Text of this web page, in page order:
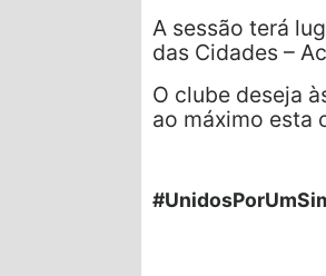
A sessão terá
das Cidades –
O clube deseja
ao máximo esta